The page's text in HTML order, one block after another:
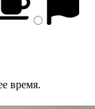
время.